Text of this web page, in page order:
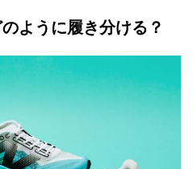
ように履き分ける？